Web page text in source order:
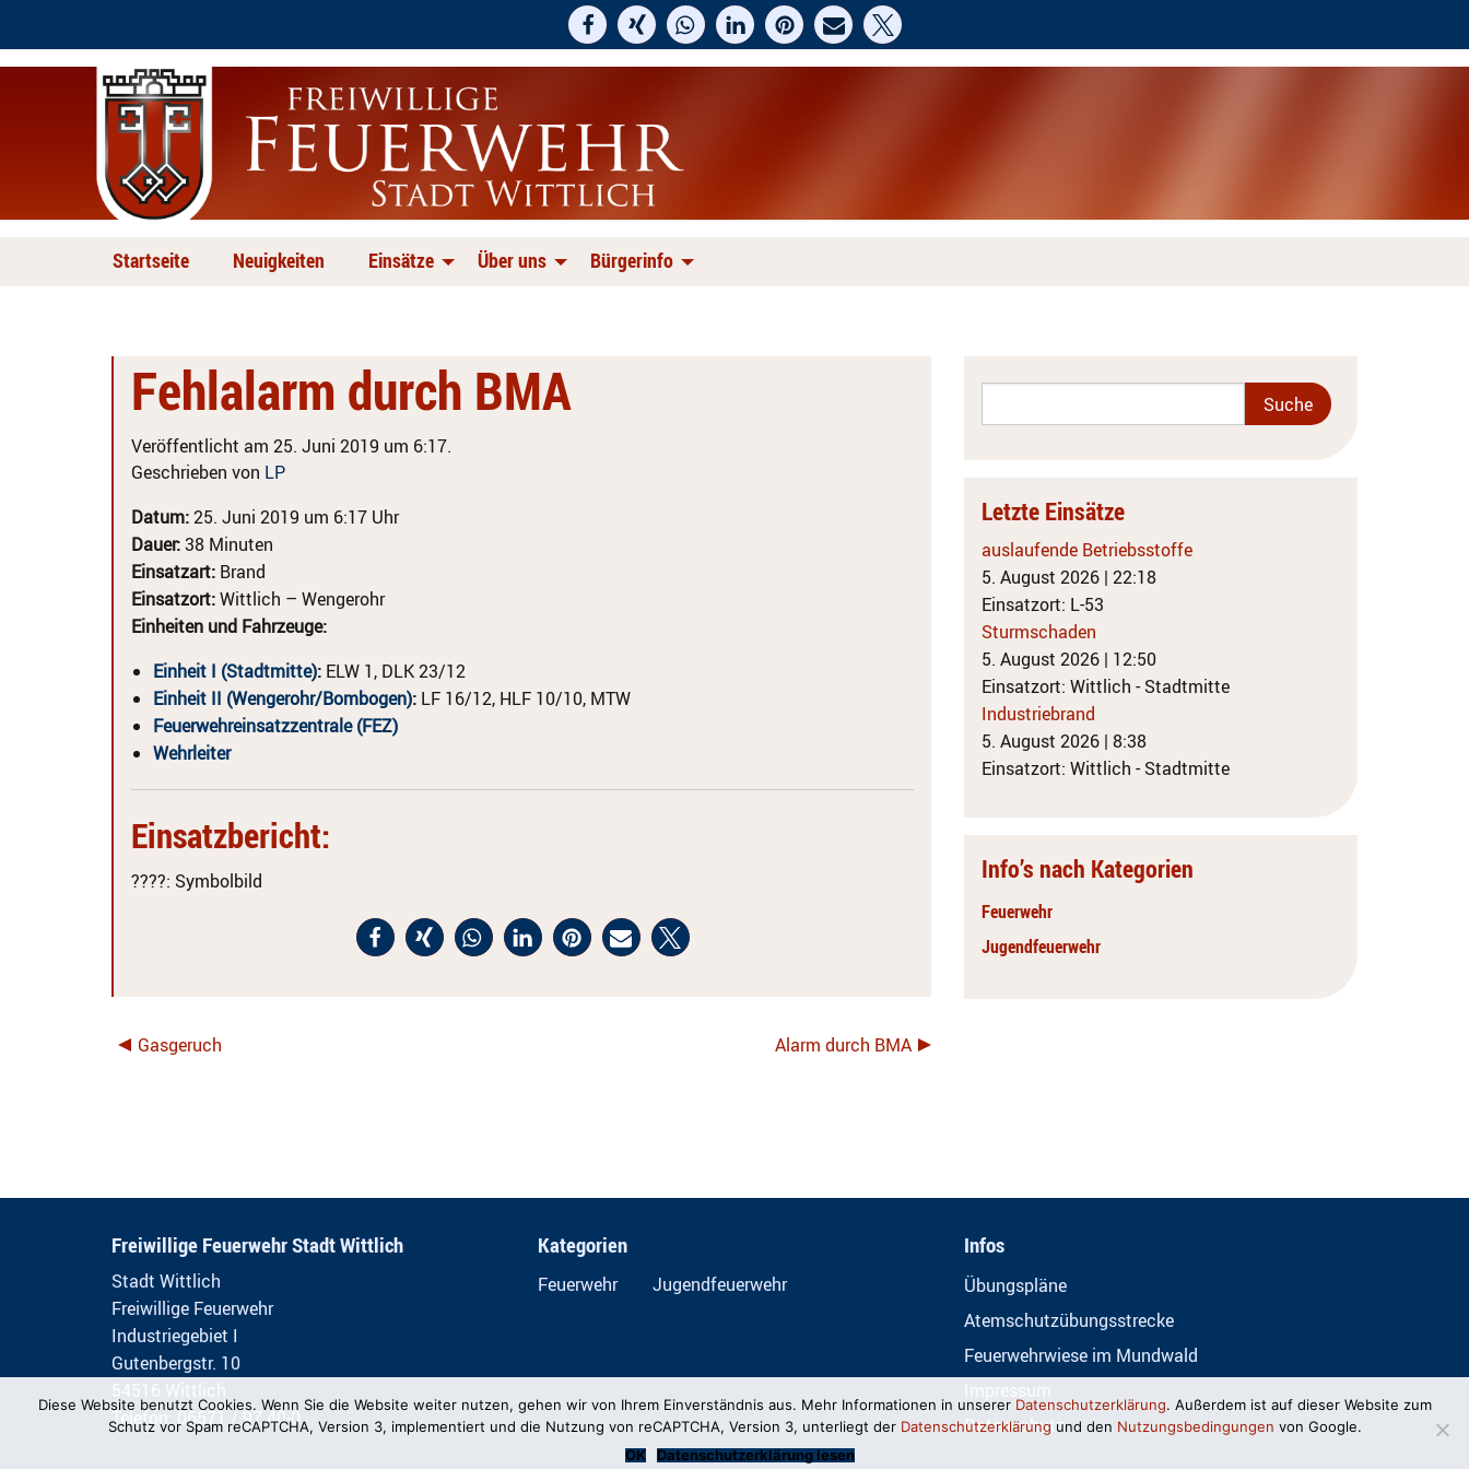
Startseite Neuigkeiten Einsätze Über uns Bürgerinfo
Fehlalarm durch BMA
Veröffentlicht am 25. Juni 2019 um 6:17.
Geschrieben von LP
Datum:25. Juni 2019 um 6:17 Uhr
Dauer:38 Minuten
Einsatzart: Brand
Einsatzort:Wittlich – Wengerohr
Einheiten und Fahrzeuge:
Einheit I (Stadtmitte): ELW 1, DLK 23/12
Einheit II (Wengerohr/Bombogen): LF 16/12, HLF 10/10, MTW
Feuerwehreinsatzzentrale (FEZ)
Wehrleiter
Einsatzbericht:
????: Symbolbild
Gasgeruch Alarm durch BMA
Letzte Einsätze
auslaufende Betriebsstoffe
5. August 2026 | 22:18
Einsatzort: L-53
Sturmschaden
5. August 2026 | 12:50
Einsatzort: Wittlich - Stadtmitte
Industriebrand
5. August 2026 | 8:38
Einsatzort: Wittlich - Stadtmitte
Info’s nach Kategorien
Feuerwehr
Jugendfeuerwehr
Freiwillige Feuerwehr Stadt Wittlich
Stadt Wittlich
Freiwillige Feuerwehr
Industriegebiet I
Gutenbergstr. 10
Telefon: 06571 / 97 40-0
Kategorien
Feuerwehr Jugendfeuerwehr
Infos
Übungspläne
Atemschutzübungsstrecke
Feuerwehrwiese im Mundwald
Datenschutz
Diese Website benutzt Cookies. Wenn Sie die Website weiter nutzen, gehen wir von Ihrem Einverständnis aus. Mehr Informationen in unserer Datenschutzerklärung. Außerdem ist auf dieser Website zum
Schutz vor Spam reCAPTCHA, Version 3, implementiert und die Nutzung von reCAPTCHA, Version 3, unterliegt der Datenschutzerklärung und den Nutzungsbedingungen von Google.
OK
Datenschutzerklärung lesen